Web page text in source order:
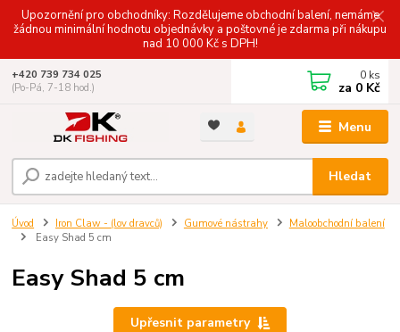
Upozornění pro obchodníky: Rozdělujeme obchodní balení, nemáme
žádnou minimální hodnotu objednávky a poštovné je zdarma při nákupu
nad 10 000 Kč s DPH!
Menu
Hledat
+420 739 734 025
(Po-Pá, 7-18 hod.)
0 ks
za 0 Kč
Úvod Iron Claw - (lov dravců) Gumové nástrahy
Maloobchodní balení
Easy Shad 5 cm
Easy Shad 5 cm
Upřesnit parametry